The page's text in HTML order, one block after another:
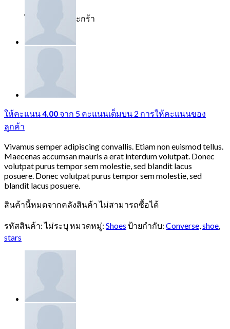
ไม่มีสินค้าในตะกร้า
ให้คะแนน4.00 จาก 5 คะแนนเต็มบน 2 การให้คะแนนของ
ลูกค้า
Vivamus semper adipiscing convallis. Etiam non euismod tellus.
Maecenas accumsan mauris a erat interdum volutpat. Donec
volutpat purus tempor sem molestie, sed blandit lacus
posuere. Donec volutpat purus tempor sem molestie, sed
blandit lacus posuere.
สินค้านี้หมดจากคลังสินค้า ไม่สามารถซื้อได้
รหัสสินค้า:ไม่ระบุ หมวดหมู่: Shoes ป้ายกำกับ: Converse,shoe,
stars